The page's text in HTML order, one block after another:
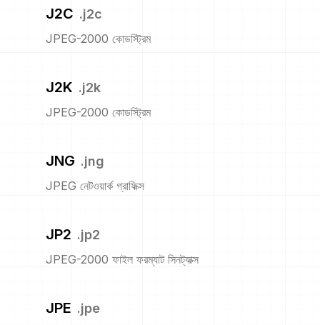
J2C .j2c
JPEG-2000 কোডস্ট্রিম
J2K .j2k
JPEG-2000 কোডস্ট্রিম
JNG .jng
JPEG নেটওয়ার্ক গ্রাফিক্স
JP2 .jp2
JPEG-2000 ফাইল ফরম্যাট সিনট্যাক্স
JPE .jpe